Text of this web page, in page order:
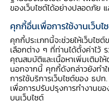
หรือเติบโตอย่างมั่นคงมีเสถีย
เกินไป จากอานิสงค์ของมาต
การคลังอย่างต่อเนื่องของปร
วัคซีนโควิด 19 ให้กับประชาก
ตัวเลขการส่งออกสินค้าในเดื
ภูมิภาค และของไทยที่กระท
เครื่องชี้ที่ดีของการฟื้นตัวขอ
โดยมูลค่าการส่งออกของไท
ตั้งแต่เดือนเมษายน ทั้งๆที่เดื
ของเว็บไซต์ได้อย่างปลอดภัย
คุกกี้อื่นเพื่อการใช้งานเว็บไ
คุกกี้ประเภทนี้จะช่วยให้เว็บไซ
เลือกต่าง ๆ ที่ท่านได้ตั้งค่าไว้
คุณสมบัติและเนื้อหาเพิ่มเติมใ
นอกจากนี้ คุกกี้ดังกล่าวยังทำ
การใช้บริการเว็บไซต์ของ ธปท.
เพื่อการปรับปรุงการทำงานขอ
บนเว็บไซต์